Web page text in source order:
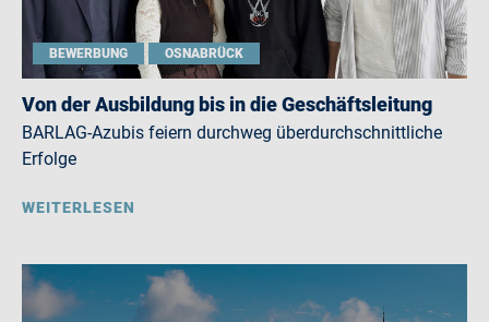
BEWERBUNG OSNABRÜCK
Von der Ausbildung bis in die Geschäftsleitung
BARLAG-Azubis feiern durchweg überdurchschnittliche
Erfolge
WEITERLESEN